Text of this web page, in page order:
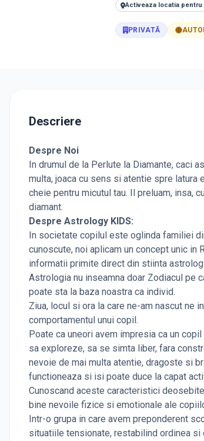
Activeaza locatia
PRIVATĂ
Descriere
Despre Noi
In drumul de la Perlute la Diamante, caci
multa, joaca cu sens si atentie spre latura
cheie pentru micutul tau. Il preluam, insa,
diamant.
Despre Astrology KIDS:
In societate copilul este oglinda familiei
cunoscute, noi aplicam un concept unic in
informatii primite direct din stiinta
Astrologia nu inseamna doar Zodiacul pe
poate sta la baza noastra ca individ.
Ziua, locul si ora la care ne-am nascut ne
comportamentul unui copil.
Poate ca uneori avem impresia ca un
sa exploreze, sa se simta liber, fara
nevoie de mai multa atentie, dragoste si
functioneaza si isi poate duce la capat
Cunoscand aceste caracteristici
bine nevoile fizice si emotionale ale
Intr-o grupa in care avem preponderent
situatiile tensionate, restabilind ordinea si